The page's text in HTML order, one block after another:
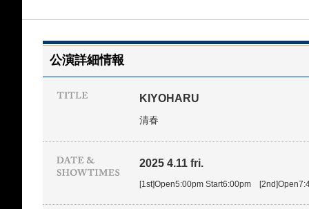
公演詳細情報
KIYOHARU
清春
2025 4.11 fri.
[1st]Open5:00pm Start6:00pm